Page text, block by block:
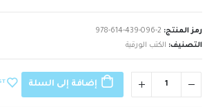
رمز المنتج: 978-614-439-096-2
التصنيف: الكتب الورقية
إضافة إلى السلة